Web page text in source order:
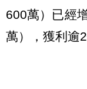
600萬）已經
萬），獲利逾